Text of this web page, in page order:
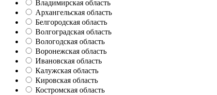
Владимирская область
Архангельская область
Белгородская область
Волгоградская область
Вологодская область
Воронежская область
Ивановская область
Калужская область
Кировская область
Костромская область